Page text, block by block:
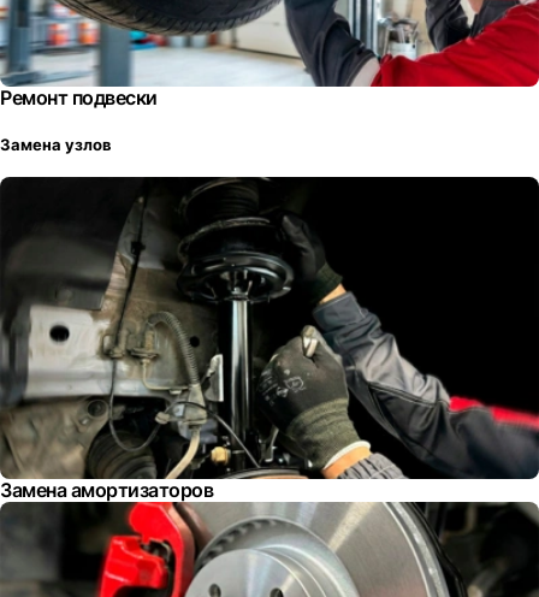
Ремонт подвески
Замена узлов
Замена амортизаторов